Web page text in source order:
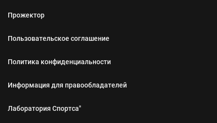
Прожектор
Пользовательское соглашение
Политика конфиденциальности
Информация для правообладателей
Лаборатория Спортса"